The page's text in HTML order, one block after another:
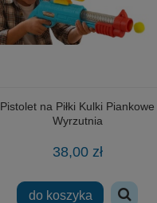
Pistolet na Piłki Kulki Piankowe
Wyrzutnia
38,00 zł
do koszyka